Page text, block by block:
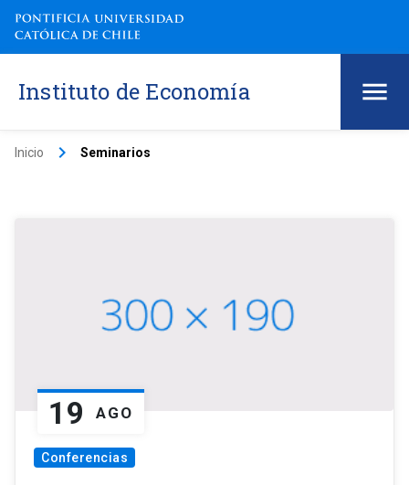
Instituto de Economía
Inicio keyboard_arrow_right Seminarios
19 AGO
Conferencias